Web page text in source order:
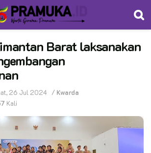
Barat laksanakan
26 Jul 2024 / Kwarda
Kali